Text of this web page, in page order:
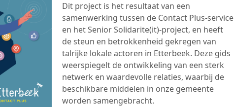
Dit project is het resultaat van een
samenwerking tussen de Contact Plus-service
en het Senior Solidarite(it)-project, en heeft
de steun en betrokkenheid gekregen van
talrijke lokale actoren in Etterbeek. Deze gids
weerspiegelt de ontwikkeling van een sterk
netwerk en waardevolle relaties, waarbij de
beschikbare middelen in onze gemeente
worden samengebracht.